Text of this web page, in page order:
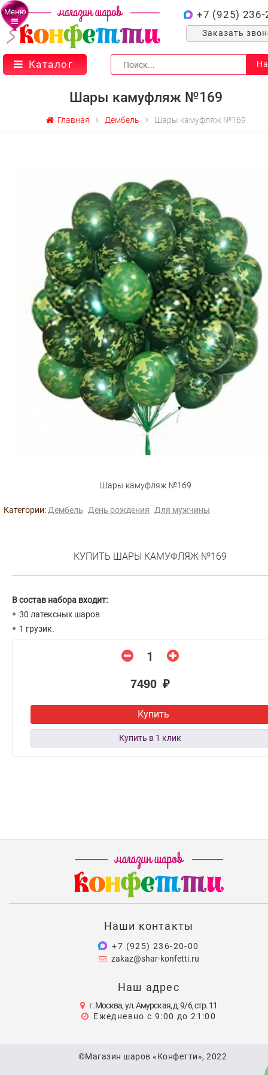
Меню +7 (925) 236-
Заказать
Каталог
Шары камуфляж №169
Главная Дембель Шары камуфляж №169
Шары камуфляж №169
Категории: Дембель День рождения Для мужчины
КУПИТЬ ШАРЫ КАМУФЛЯЖ №169
В состав набора входит:
30 латексных шаров
1 грузик.
7490 ₽
Купить
Наши контакты
+7 (925) 236-20-00
zakaz@shar-konfetti.ru
Наш адрес
г. Москва, ул. Амурская, д. 9/6, стр. 11
Ежедневно с 9:00 до 21:00
©Магазин шаров «Конфетти», 2022